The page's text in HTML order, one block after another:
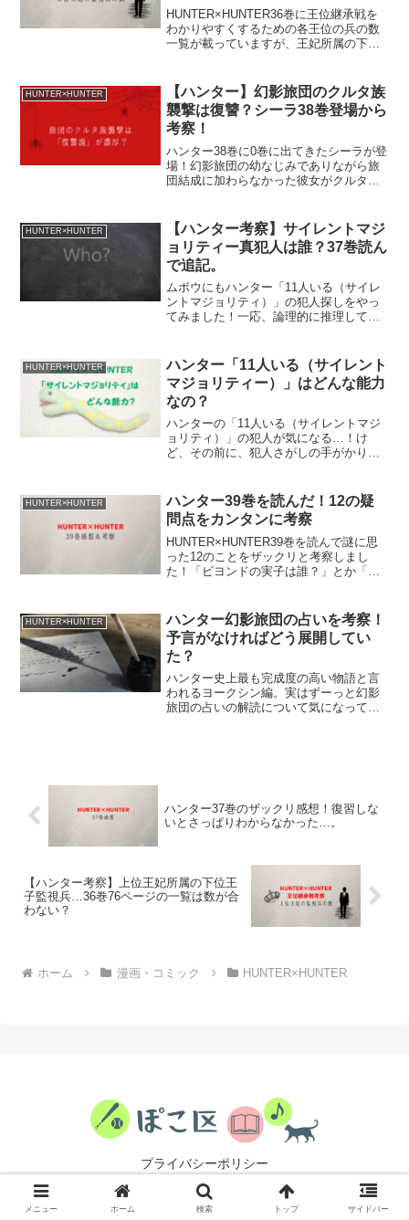
HUNTER×HUNTER36巻に王位継承戦を
わかりやすくするための各王位の兵の数
一覧が載っていますが、王妃所属の下位
HUNTER×HUNTER
【ハンター】幻影旅団のクルタ族
襲撃は復讐？シーラ38巻登場から
考察！
ハンター38巻に0巻に出てきたシーラが登
場！幻影旅団の幼なじみでありながら旅
団結成に加わらなかった彼女がクルタ族
ので考察してみました！
HUNTER×HUNTER
【ハンター考察】サイレントマジ
ョリティー真犯人は誰？37巻読ん
で追記。
ムボウにもハンター「11人いる（サイレ
ントマジョリティ）」の犯人探しをやっ
てみました！一応、論理的に推理してい
ほどはありませーん。気楽に読んでいた
だければと思います！
HUNTER×HUNTER
ハンター「11人いる（サイレント
マジョリティー）」はどんな能力
なの？
ハンターの「11人いる（サイレントマジ
ョリティ）」の犯人が気になる…！け
ど、その前に、犯人さがしの手がかりに
けで、まとめました。
HUNTER×HUNTER
ハンター39巻を読んだ！12の疑
問点をカンタンに考察
HUNTER×HUNTER39巻を読んで謎に思
った12のことをザックリと考察しまし
た！「ビヨンドの実子は誰？」とか「ク
HUNTER×HUNTER
ハンター幻影旅団の占いを考察！
予言がなければどう展開してい
た？
ハンター史上最も完成度の高い物語と言
われるヨークシン編。実はずーっと幻影
旅団の占いの解読について気になってい
ハンター37巻のザックリ感想！復習しな
いとさっぱりわからなかった…。
【ハンター考察】上位王妃所属の下位王
子監視兵…36巻76ページの一覧は数が合
わない？
ホーム 漫画・コミック HUNTER×HUNTER
プライバシーポリシー
© 2024 ぽこ区.
メニュー ホーム 検索 トップ サイドバー